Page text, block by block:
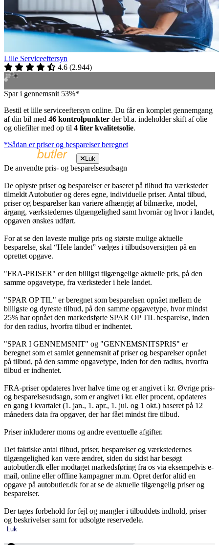
Lille Serviceeftersyn
4.6 (2.944)
Spar i gennemsnit 53%*
Bestil et lille serviceeftersyn online. Du får en komplet gennemgang
af din bil med 46 kontrolpunkter der bl.a. indeholder skift af olie
og oliefilter med op til 4 liter kvalitetsolie.
*Sådan er priser og besparelser beregnet
Luk
De anvendte pris- og besparelsesudsagn
De oplyste priser og besparelser er baseret på tilbud fra værksteder
tilmeldt Autobutler og deres egne, individuelle priser. Antal tilbud,
priser og besparelser kan variere afhængig af bilmærke, model,
årgang, værkstedernes tilgængelighed samt hvornår og hvor i landet,
opgaven ønskes udført.
For at se den laveste mulige pris og største mulige aktuelle
besparelse, skal “Hele landet” vælges i tilbudsoversigten på en
oprettet opgave.
"FRA-PRISER" er den billigst tilgængelige aktuelle pris, på den
samme opgavetype, fra værksteder i hele landet.
"SPAR OP TIL" er beregnet som besparelsen opnået mellem de
billigste og dyreste tilbud, på den samme opgavetype, hvor mindst
25% har opnået den markedsførte SPAR OP TIL besparelse, inden
for den radius, hvorfra tilbud er indhentet.
"SPAR I GENNEMSNIT" og "GENNEMSNITSPRIS" er
beregnet som et samlet gennemsnit af priser og besparelser opnået
på tilbud, på den samme opgavetype, inden for den radius, hvorfra
tilbud er indhentet.
FRA-priser opdateres hver halve time og er angivet i kr. Øvrige pris-
og besparelsesudsagn, som er angivet i kr. eller procent, opdateres
en gang i kvartalet (1. jan., 1. apr., 1. jul. og 1 okt.) baseret på 12
måneders data fra opgaver, der har fået mindst fire tilbud.
Priser inkluderer moms og andre eventuelle afgifter.
Det faktiske antal tilbud, priser, besparelser og værkstedernes
tilgængelighed kan være ændret, siden du sidst har besøgt
autobutler.dk eller modtaget markedsføring fra os via eksempelvis e-
mail, online eller offline kampagner m.m. Opret derfor altid en
opgave på autobutler.dk for at se de aktuelle tilgængelig priser og
besparelser.
Der tages forbehold for fejl og mangler i tilbuddets indhold, priser
og beskrivelser samt for udsolgte reservedele.
Luk